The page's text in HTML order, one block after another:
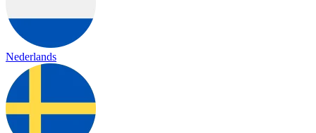
Nederlands